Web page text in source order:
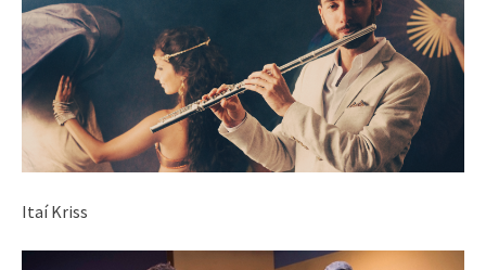
Itaí Kriss